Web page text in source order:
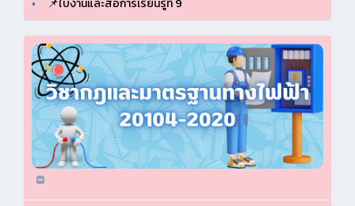
•
📌ใบงานและสื่อการเรียนรู้ที่ 9